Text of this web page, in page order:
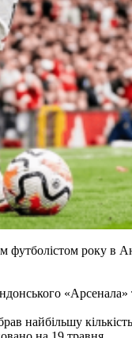
року в
«Арсенала»
найбільшу